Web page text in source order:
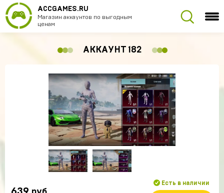
ACCGAMES.RU
Магазин аккаунтов по выгодным
ценам
АККАУНТ 182
Есть в наличии